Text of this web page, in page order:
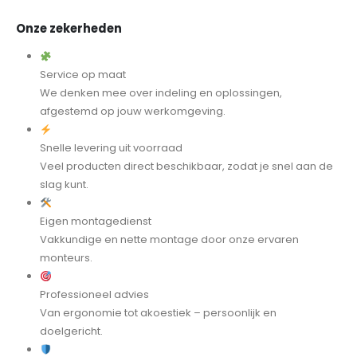
Onze zekerheden
Service op maat
We denken mee over indeling en oplossingen,
afgestemd op jouw werkomgeving.
Snelle levering uit voorraad
Veel producten direct beschikbaar, zodat je snel aan de
slag kunt.
Eigen montagedienst
Vakkundige en nette montage door onze ervaren
monteurs.
Professioneel advies
Van ergonomie tot akoestiek – persoonlijk en
doelgericht.